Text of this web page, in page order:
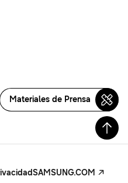
Materiales de Prensa
SAMSUNG.COM